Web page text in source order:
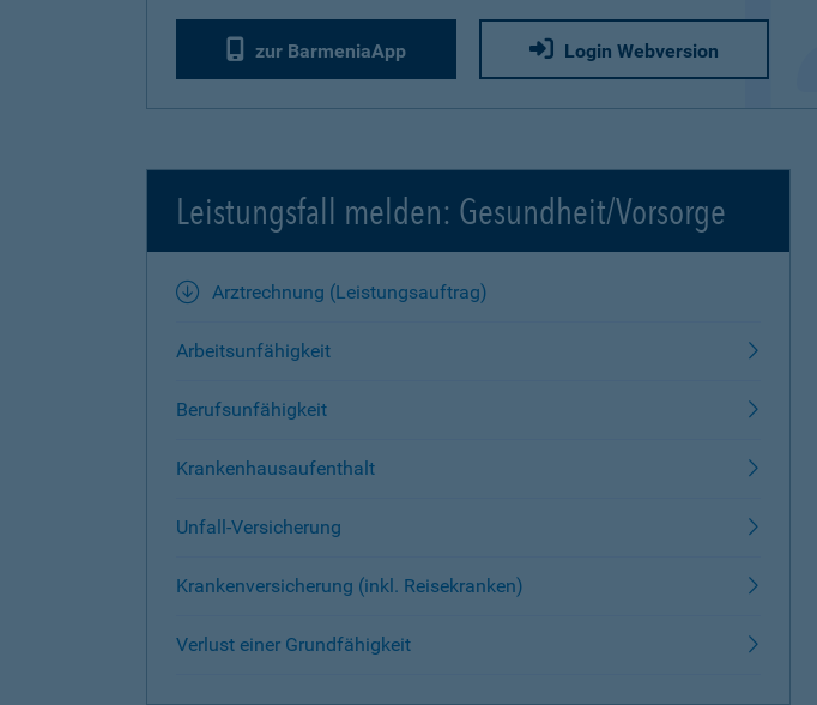
zur BarmeniaApp Login Webversion
Leistungsfall melden: Gesundheit/Vorsorge
Arztrechnung (Leistungsauftrag)
Arbeitsunfähigkeit
Berufsunfähigkeit
Krankenhausaufenthalt
Unfall-Versicherung
Krankenversicherung (inkl. Reisekranken)
Verlust einer Grundfähigkeit